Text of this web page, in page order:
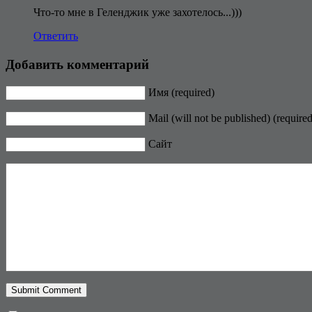
Что-то мне в Геленджик уже захотелось...)))
Ответить
Добавить комментарий
Имя (required)
Mail (will not be published)
Сайт